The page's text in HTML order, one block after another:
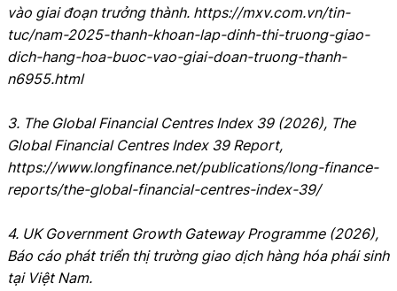
vào giai đoạn trưởng thành. https://mxv.com.vn/tin-
tuc/nam-2025-thanh-khoan-lap-dinh-thi-truong-giao-
dich-hang-hoa-buoc-vao-giai-doan-truong-thanh-
n6955.html
3. The Global Financial Centres Index 39 (2026), The
Global Financial Centres Index 39 Report,
https://www.longfinance.net/publications/long-finance-
reports/the-global-financial-centres-index-39/
4. UK Government Growth Gateway Programme (2026),
Báo cáo phát triển thị trường giao dịch hàng hóa phái sinh
tại Việt Nam.